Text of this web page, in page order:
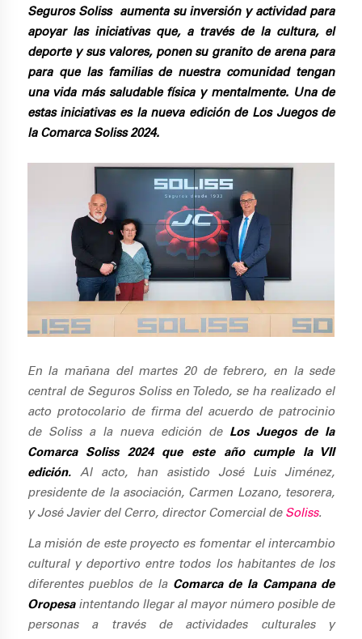
Seguros Solissaumenta su inversión y actividad para
apoyar las iniciativas que, a través de la cultura, el
deporte y sus valores, ponen su granito de arena para
para que las familias de nuestra comunidad tengan
una vida más saludable física y mentalmente. Una de
estas iniciativas es la nueva edición de Los Juegos de
la Comarca Soliss 2024.
En la mañana del martes 20 de febrero, en la sede
central de Seguros Soliss en Toledo, se ha realizado el
acto protocolario de firma del acuerdo de patrocinio
de Soliss a la nueva edición de Los Juegos de la
Comarca Soliss 2024 que este año cumple la VII
edición. Al acto, han asistido José Luis Jiménez,
presidente de la asociación, Carmen Lozano, tesorera,
y José Javier del Cerro, director Comercial de Soliss.
La misión de este proyecto es fomentar el intercambio
cultural y deportivo entre todos los habitantes de los
diferentes pueblos de la Comarca de la Campana de
Oropesaintentando llegar al mayor número posible de
personas a través de actividades culturales y